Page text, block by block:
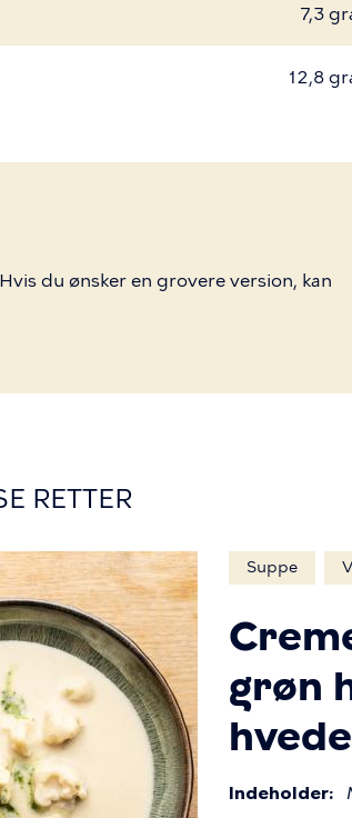
7,3
12,8
du ønsker en grovere version, kan
RETTER
Suppe
grøn
Indeholder